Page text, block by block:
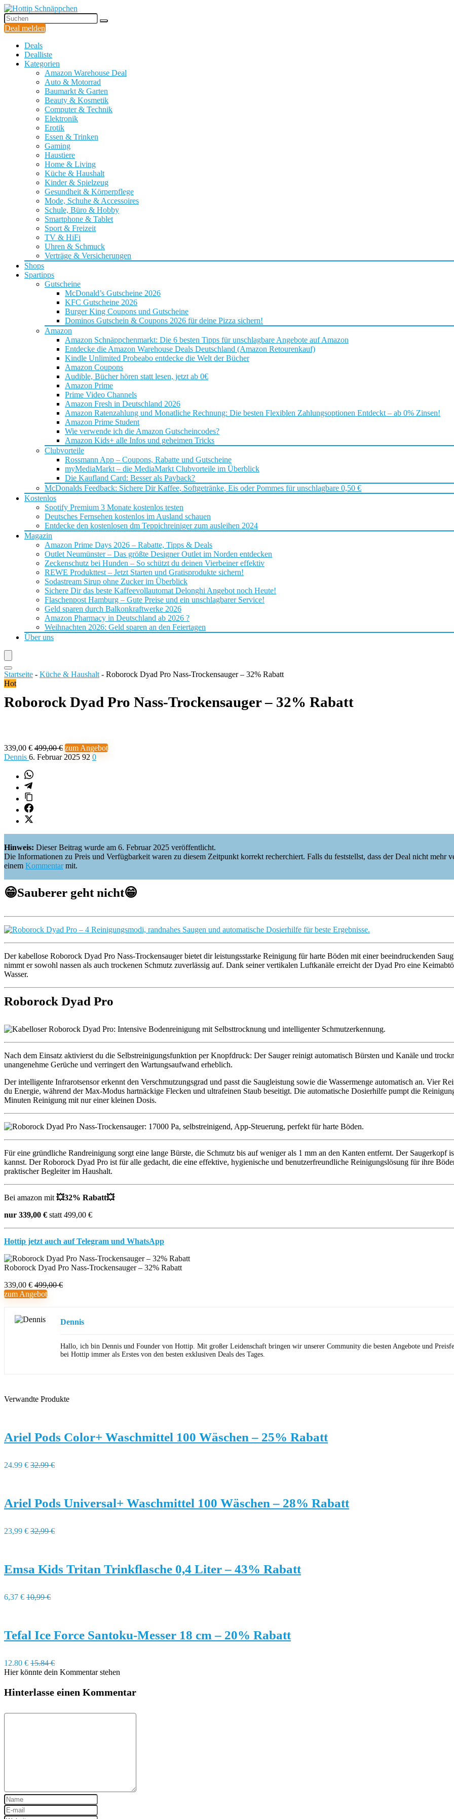
Deal melden
Deals
Dealliste
Kategorien
Amazon Warehouse Deal
Auto & Motorrad
Baumarkt & Garten
Beauty & Kosmetik
Computer & Technik
Elektronik
Erotik
Essen & Trinken
Gaming
Haustiere
Home & Living
Küche & Haushalt
Kinder & Spielzeug
Gesundheit & Körperpflege
Mode, Schuhe & Accessoires
Schule, Büro & Hobby
Smartphone & Tablet
Sport & Freizeit
TV & HiFi
Uhren & Schmuck
Verträge & Versicherungen
Shops
Spartipps
Gutscheine
McDonald’s Gutscheine 2026
KFC Gutscheine 2026
Burger King Coupons und Gutscheine
Dominos Gutschein & Coupons 2026 für deine Pizza sichern!
Amazon
Amazon Schnäppchenmarkt: Die 6 besten Tipps für unschlagbare Angebote auf Amazon
Entdecke die Amazon Warehouse Deals Deutschland (Amazon Retourenkauf)
Kindle Unlimited Probeabo entdecke die Welt der Bücher
Amazon Coupons
Audible, Bücher hören statt lesen, jetzt ab 0€
Amazon Prime
Prime Video Channels
Amazon Fresh in Deutschland 2026
Amazon Ratenzahlung und Monatliche Rechnung: Die besten Flexiblen Zahlungsoptionen Entdeckt – ab 0% Zinsen!
Amazon Prime Student
Wie verwende ich die Amazon Gutscheincodes?
Amazon Kids+ alle Infos und geheimen Tricks
Clubvorteile
Rossmann App – Coupons, Rabatte und Gutscheine
myMediaMarkt – die MediaMarkt Clubvorteile im Überblick
Die Kaufland Card: Besser als Payback?
McDonalds Feedback: Sichere Dir Kaffee, Softgetränke, Eis oder Pommes für unschlagbare 0,50 €
Kostenlos
Spotify Premium 3 Monate kostenlos testen
Deutsches Fernsehen kostenlos im Ausland schauen
Entdecke den kostenlosen dm Teppichreiniger zum ausleihen 2024
Magazin
Amazon Prime Days 2026 – Rabatte, Tipps & Deals
Outlet Neumünster – Das größte Designer Outlet im Norden entdecken
Zeckenschutz bei Hunden – So schützt du deinen Vierbeiner effektiv
REWE Produkttest – Jetzt Starten und Gratisprodukte sichern!
Sodastream Sirup ohne Zucker im Überblick
Sichere Dir das beste Kaffeevollautomat Delonghi Angebot noch Heute!
Flaschenpost Hamburg – Gute Preise und ein unschlagbarer Service!
Geld sparen durch Balkonkraftwerke 2026
Amazon Pharmacy in Deutschland ab 2026 ?
Weihnachten 2026: Geld sparen an den Feiertagen
Über uns
Startseite - Küche & Haushalt - Roborock Dyad Pro Nass-Trockensauger – 32% Rabatt
Hot
Roborock Dyad Pro Nass-Trockensauger – 32% Rabatt
339,00 € 499,00 € zum Angebot
Dennis 6. Februar 2025 92 0
Hinweis: Dieser Beitrag wurde am 6. Februar 2025 veröffentlicht.
Die Informationen zu Preis und Verfügbarkeit waren zu diesem Zeitpunkt korrekt recherchiert. Falls du feststellst, dass der Deal nicht mehr
einem Kommentarmit.
😁Sauberer geht nicht😁
Der kabellose Roborock Dyad Pro Nass-Trockensauger bietet dir leistungsstarke Reinigung für harte Böden mit einer beeindruckenden
nimmt er sowohl nassen als auch trockenen Schmutz zuverlässig auf. Dank seiner vertikalen Luftkanäle erreicht der Dyad Pro eine
Wasser.
Roborock Dyad Pro
Nach dem Einsatz aktivierst du die Selbstreinigungsfunktion per Knopfdruck: Der Sauger reinigt automatisch Bürsten und Kanäle und
unangenehme Gerüche und verringert den Wartungsaufwand erheblich.
Der intelligente Infrarotsensor erkennt den Verschmutzungsgrad und passt die Saugleistung sowie die Wassermenge automatisch an. Vier
du Energie, während der Max-Modus hartnäckige Flecken und ultrafeinen Staub beseitigt. Die automatische Dosierhilfe pumpt die
Minuten Reinigung mit nur einer kleinen Dosis.
Für eine gründliche Randreinigung sorgt eine lange Bürste, die Schmutz bis auf weniger als 1 mm an den Kanten entfernt. Der Saugerkopf
kannst. Der Roborock Dyad Pro ist für alle gedacht, die eine effektive, hygienische und benutzerfreundliche Reinigungslösung für ihre
praktischer Begleiter im Haushalt.
Bei amazon mit 💥32% Rabatt💥
nur 339,00 € statt 499,00 €
Hottip jetzt auch auf Telegram und WhatsApp
Roborock Dyad Pro Nass-Trockensauger – 32% Rabatt
339,00 € 499,00 €
zum Angebot
Dennis
Hallo, ich bin Dennis und Founder von Hottip. Mit großer Leidenschaft bringen wir unserer Community die besten Angebote und
bei Hottip immer als Erstes von den besten exklusiven Deals des Tages.
Verwandte Produkte
Ariel Pods Color+ Waschmittel 100 Wäschen – 25% Rabatt
24.99 € 32.99 €
Ariel Pods Universal+ Waschmittel 100 Wäschen – 28% Rabatt
23,99 € 32,99 €
Emsa Kids Tritan Trinkflasche 0,4 Liter – 43% Rabatt
6,37 € 10,99 €
Tefal Ice Force Santoku-Messer 18 cm – 20% Rabatt
12.80 € 15.84 €
Hier könnte dein Kommentar stehen
Hinterlasse einen Kommentar